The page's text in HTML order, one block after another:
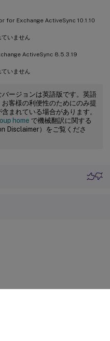
for Exchange ActiveSync 10.1.10
いません
ActiveSync 8.5.3.19
いません
ージョンは英語版です。英語
客様の利便性のためにのみ提
まれている場合があります。
home で機械翻訳に関する
Disclaimer）をご覧くださ